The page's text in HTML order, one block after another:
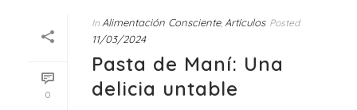
0
In Alimentación Consciente, Artículos Posted
11/03/2024
Pasta de Maní: Una
delicia untable